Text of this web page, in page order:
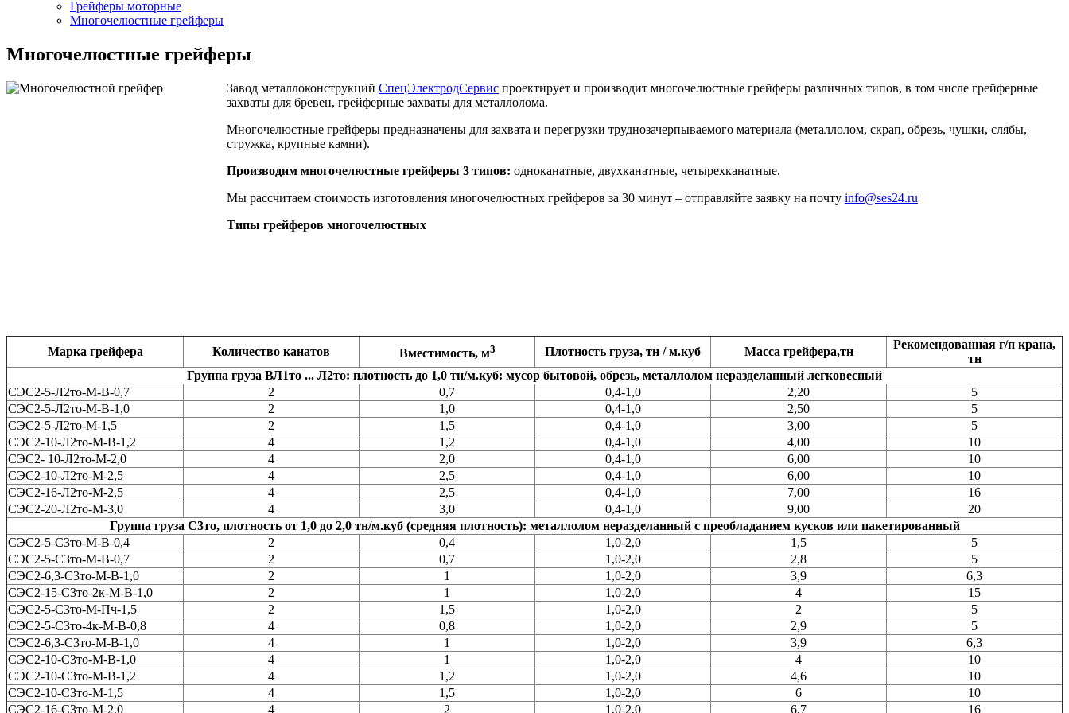
Грейферы моторные
Многочелюстные грейферы
Многочелюстные грейферы
Завод металлоконструкций СпецЭлектродСервис проектирует и производит многочелюстные грейферы различных типов, в том числе грейферные
захваты для бревен, грейферные захваты для металлолома.
Многочелюстные грейферы предназначены для захвата и перегрузки труднозачерпываемого материала (металлолом, скрап, обрезь, чушки, слябы,
стружка, крупные камни).
Производим многочелюстные грейферы 3 типов: одноканатные, двухканатные, четырехканатные.
Мы рассчитаем стоимость изготовления многочелюстных грейферов за 30 минут – отправляйте заявку на почту info@ses24.ru
Типы грейферов многочелюстных
Марка грейфера Количество канатов Вместимость, м3 Плотность груза, тн / м.куб Масса грейфера,тн
Рекомендованная г/п крана,
тн
Группа груза ВЛ1то ... Л2то: плотность до 1,0 тн/м.куб: мусор бытовой, обрезь, металлолом неразделанный легковесный
СЭС2-5-Л2тo-M-В-0,7
2 0,7 0,4-1,0 2,20
5
СЭС2-5-Л2тo-M-В-1,0
2 1,0 0,4-1,0 2,50
5
СЭС2-5-Л2тo-M-1,5
2 1,5 0,4-1,0 3,00
5
СЭС2-10-Л2тo-M-В-1,2
4 1,2 0,4-1,0 4,00
10
СЭС2- 10-Л2тo-M-2,0
4 2,0 0,4-1,0 6,00
10
СЭС2-10-Л2то-М-2,5
4 2,5 0,4-1,0 6,00
10
СЭС2-16-Л2тo-M-2,5
4 2,5 0,4-1,0 7,00
16
СЭС2-20-Л2тo-M-3,0
4 3,0 0,4-1,0 9,00
20
Группа груза С3то, плотность от 1,0 до 2,0 тн/м.куб (средняя плотность): металлолом неразделанный с преобладанием кусков или пакетированный
СЭС2-5-С3тo-M-В-0,4
2 0,4 1,0-2,0 1,5
5
СЭС2-5-С3тo-M-В-0,7
2 0,7 1,0-2,0 2,8
5
СЭС2-6,3-С3тo-M-В-1,0
2 1 1,0-2,0 3,9
6,3
СЭС2-15-С3то-2к-М-В-1,0
2 1 1,0-2,0 4
15
СЭС2-5-С3то-М-Пч-1,5
2 1,5 1,0-2,0 2
5
СЭС2-5-С3то-4к-М-В-0,8
4 0,8 1,0-2,0 2,9
5
СЭС2-6,3-С3тo-M-В-1,0
4 1 1,0-2,0 3,9
6,3
СЭС2-10-С3тo-M-В-1,0
4 1 1,0-2,0 4
10
СЭС2-10-С3тo-M-В-1,2
4 1,2 1,0-2,0 4,6
10
СЭС2-10-С3то-М-1,5
4 1,5 1,0-2,0 6
10
СЭС2-16-С3тo-M-2,0
4 2 1,0-2,0 6,7 16